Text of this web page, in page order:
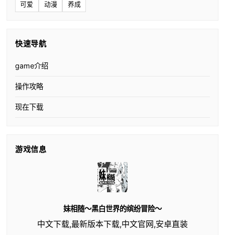
可爱 动漫 养成
快速导航
game介绍
操作攻略
现在下载
游戏信息
妹相随～黑白世界的缤纷冒险～
中文下载,最新版本下载,中文官网,安卓直装